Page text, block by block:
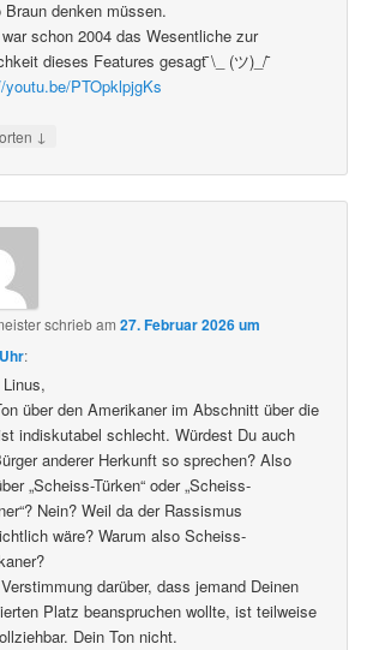
Braun denken müssen.
schon 2004 das Wesentliche zur
dieses Features gesagt ̄\_ (ツ)_/
youtu.be/PTOpklpjgKs
↓
schriebam27. Februar 2026 um
:
über den Amerikaner im Abschnitt über die
indiskutabel schlecht. Würdest Du auch
anderer Herkunft so sprechen? Also
„Scheiss-Türken“ oder „Scheiss-
Nein? Weil da der Rassismus
wäre? Warum also Scheiss-
darüber, dass jemand Deinen
Platz beanspruchen wollte, ist teilweise
Dein Ton nicht.